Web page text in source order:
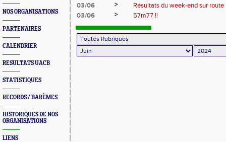
NOS ORGANISATIONS
PARTENAIRES
CALENDRIER
RESULTATS UACB
STATISTIQUES
RECORDS / BARÈMES
HISTORIQUES DE NOS
ORGANISATIONS
LIENS
03/06
>
Résultats du week-end sur route
03/06
> 57m77 !!